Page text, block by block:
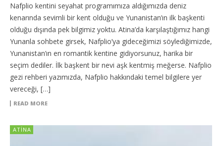
Nafplio kentini seyahat programımıza aldığımızda deniz
kenarında sevimli bir kent olduğu ve Yunanistan’ın ilk başkenti
olduğu dışında pek bilgimiz yoktu. Atina’da karşılaştığımız hangi
Yunanla sohbete girsek, Nafplio’ya gideceğimizi söylediğimizde,
Yunanistan’ın en romantik kentine gidiyorsunuz, harika bir
seçim dediler. İlk başkent bir nevi aşk kentmiş meğerse. Nafplio
gezi rehberi yazımızda, Nafplio hakkındaki temel bilgilere yer
vereceği, […]
READ MORE
ATINA